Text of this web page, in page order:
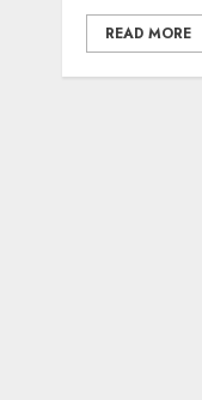
READ MORE